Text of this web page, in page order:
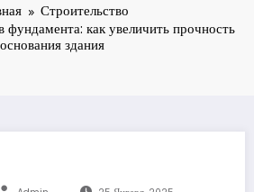
Строительство
фундамента: как увеличить прочность
основания здания